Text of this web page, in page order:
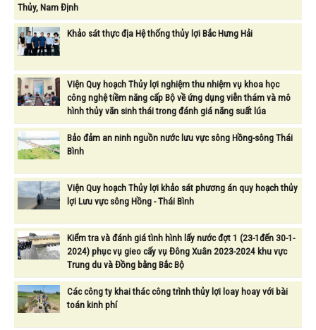
Thủy, Nam Định
Khảo sát thực địa Hệ thống thủy lợi Bắc Hưng Hải
Viện Quy hoạch Thủy lợi nghiệm thu nhiệm vụ khoa học
công nghệ tiềm năng cấp Bộ về ứng dụng viễn thám và mô
hình thủy văn sinh thái trong đánh giá năng suất lúa
Bảo đảm an ninh nguồn nước lưu vực sông Hồng-sông Thái
Bình
Viện Quy hoạch Thủy lợi khảo sát phương án quy hoạch thủy
lợi Lưu vực sông Hồng - Thái Bình
Kiểm tra và đánh giá tình hình lấy nước đợt 1 (23-1đến 30-1-
2024) phục vụ gieo cấy vụ Đông Xuân 2023-2024 khu vực
Trung du và Đồng bằng Bắc Bộ
Các công ty khai thác công trình thủy lợi loay hoay với bài
toán kinh phí